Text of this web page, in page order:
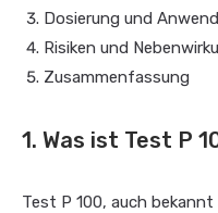
Dosierung und
Risiken und
Zusammenfassung
1. Was ist Test P
Test P 100, auch